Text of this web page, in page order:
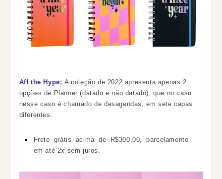
Aff the Hype: A coleção de 2022 apresenta apenas 2
opções de Planner (datado e não datado), que no caso
nesse caso é chamado de desagendas,
em sete capas
diferentes.
Frete grátis acima de R$300,00, parcelamento
em até 2x sem juros.